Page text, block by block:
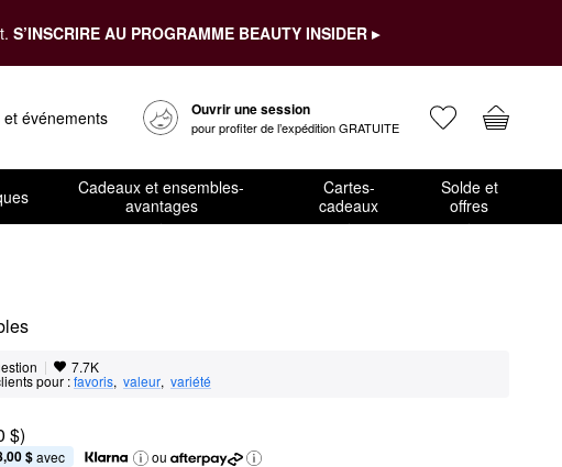
S’INSCRIRE AU PROGRAMME BEAUTY INSIDER ▸
et événements Ouvrir une session
pour profiter de l’expédition GRATUITE
Cadeaux et ensembles-
avantages
Cartes-
cadeaux
Solde et
offres
| 7.7K
pour :favoris, valeur, variété
$)
$ avec ou